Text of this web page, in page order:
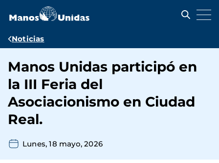
contenido
Ruta
navegación
Noticias
Manos Unidas participó en
la III Feria del
Asociacionismo en Ciudad
Real.
Lunes, 18 mayo, 2026